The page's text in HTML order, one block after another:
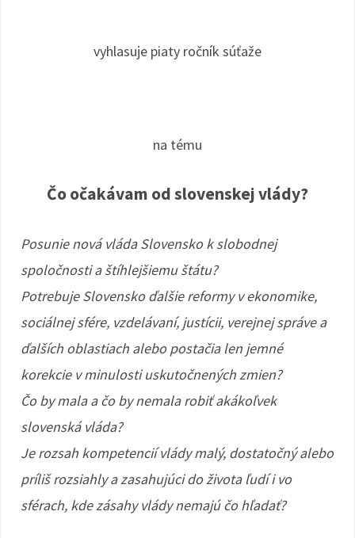
vyhlasuje piaty ročník súťaže
na tému
Čo očakávam od slovenskej vlády?
Posunie nová vláda Slovensko k slobodnej
spoločnosti a štíhlejšiemu štátu?
Potrebuje Slovensko ďalšie reformy v ekonomike,
sociálnej sfére, vzdelávaní, justícii, verejnej správe a
ďalších oblastiach alebo postačia len jemné
korekcie v minulosti uskutočnených zmien?
Čo by mala a čo by nemala robiť akákoľvek
slovenská vláda?
Je rozsah kompetencií vlády malý, dostatočný alebo
príliš rozsiahly a zasahujúci do života ľudí i vo
sférach, kde zásahy vlády nemajú čo hľadať?